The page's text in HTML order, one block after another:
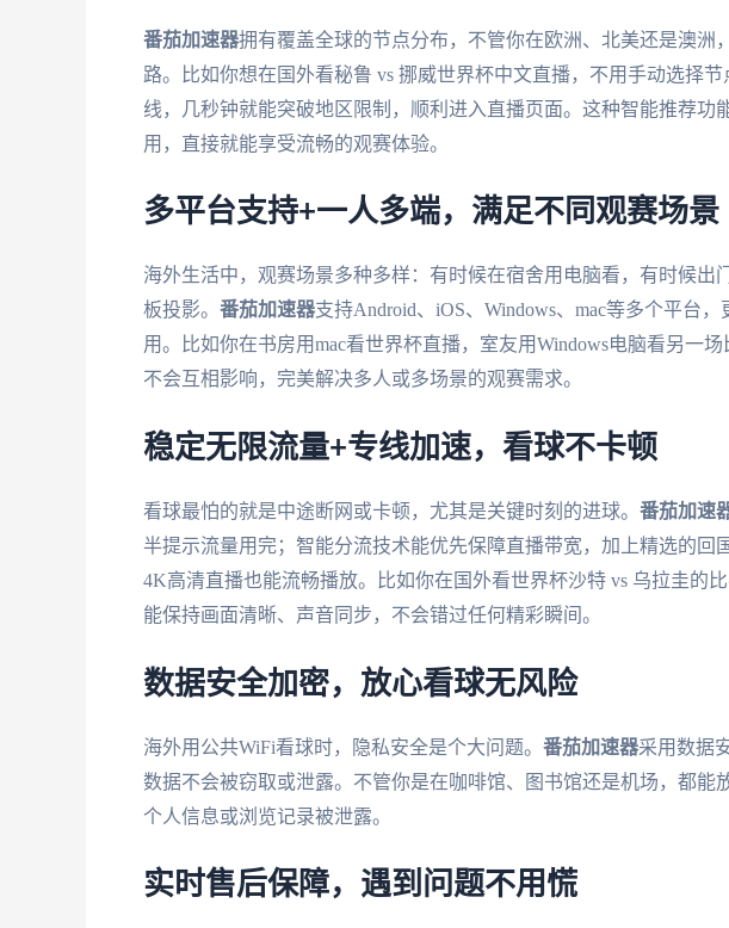
番茄加速器拥有覆盖全球的节点分布，不管你在欧洲、北美还是澳洲
路。比如你想在国外看秘鲁 vs 挪威世界杯中文直播，不用手动选择
线，几秒钟就能突破地区限制，顺利进入直播页面。这种智能推荐功
用，直接就能享受流畅的观赛体验。
多平台支持+一人多端，满足不同观赛场景
海外生活中，观赛场景多种多样：有时候在宿舍用电脑看，有时候出
板投影。 番茄加速器支持Android、iOS、Windows、mac等多个平台
用。比如你在书房用mac看世界杯直播，室友用Windows电脑看另一
不会互相影响，完美解决多人或多场景的观赛需求。
稳定无限流量+专线加速，看球不卡顿
看球最怕的就是中途断网或卡顿，尤其是关键时刻的进球。 番茄加速
半提示流量用完；智能分流技术能优先保障直播带宽，加上精选的回
4K高清直播也能流畅播放。比如你在国外看世界杯沙特 vs 乌拉圭的
能保持画面清晰、声音同步，不会错过任何精彩瞬间。
数据安全加密，放心看球无风险
海外用公共WiFi看球时，隐私安全是个大问题。 番茄加速器采用数据
数据不会被窃取或泄露。不管你是在咖啡馆、图书馆还是机场，都能
个人信息或浏览记录被泄露。
实时售后保障，遇到问题不用慌